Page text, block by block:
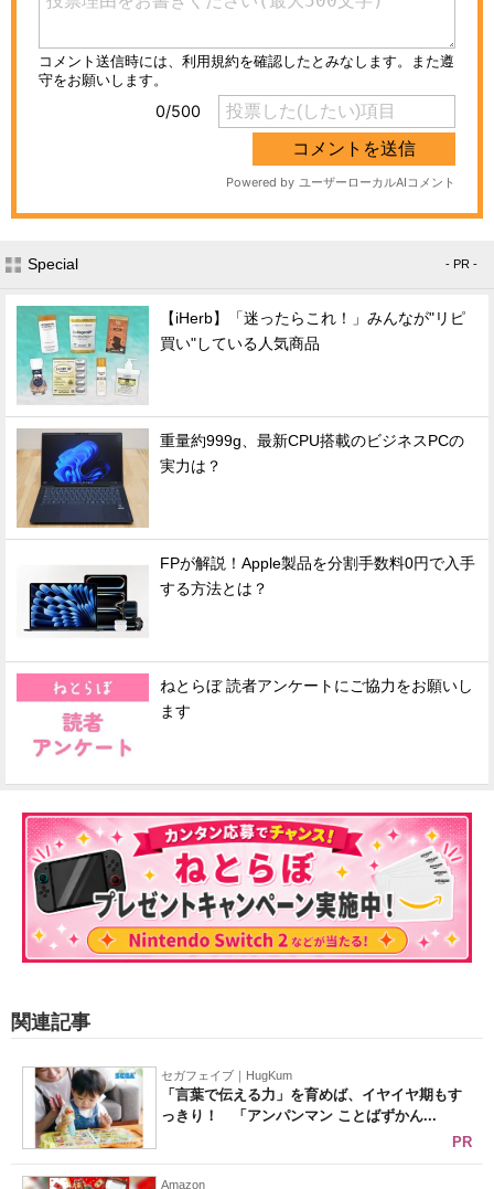
Special - PR -
【iHerb】「迷ったらこれ！」みんなが"リピ
買い"している人気商品
重量約999g、最新CPU搭載のビジネスPCの
実力は？
FPが解説！Apple製品を分割手数料0円で入手
する方法とは？
ねとらぼ 読者アンケートにご協力をお願いし
ます
関連記事
セガフェイブ｜HugKum
「言葉で伝える力」を育めば、イヤイヤ期もす
っきり！ 「アンパンマン ことばずかん...
PR
Amazon